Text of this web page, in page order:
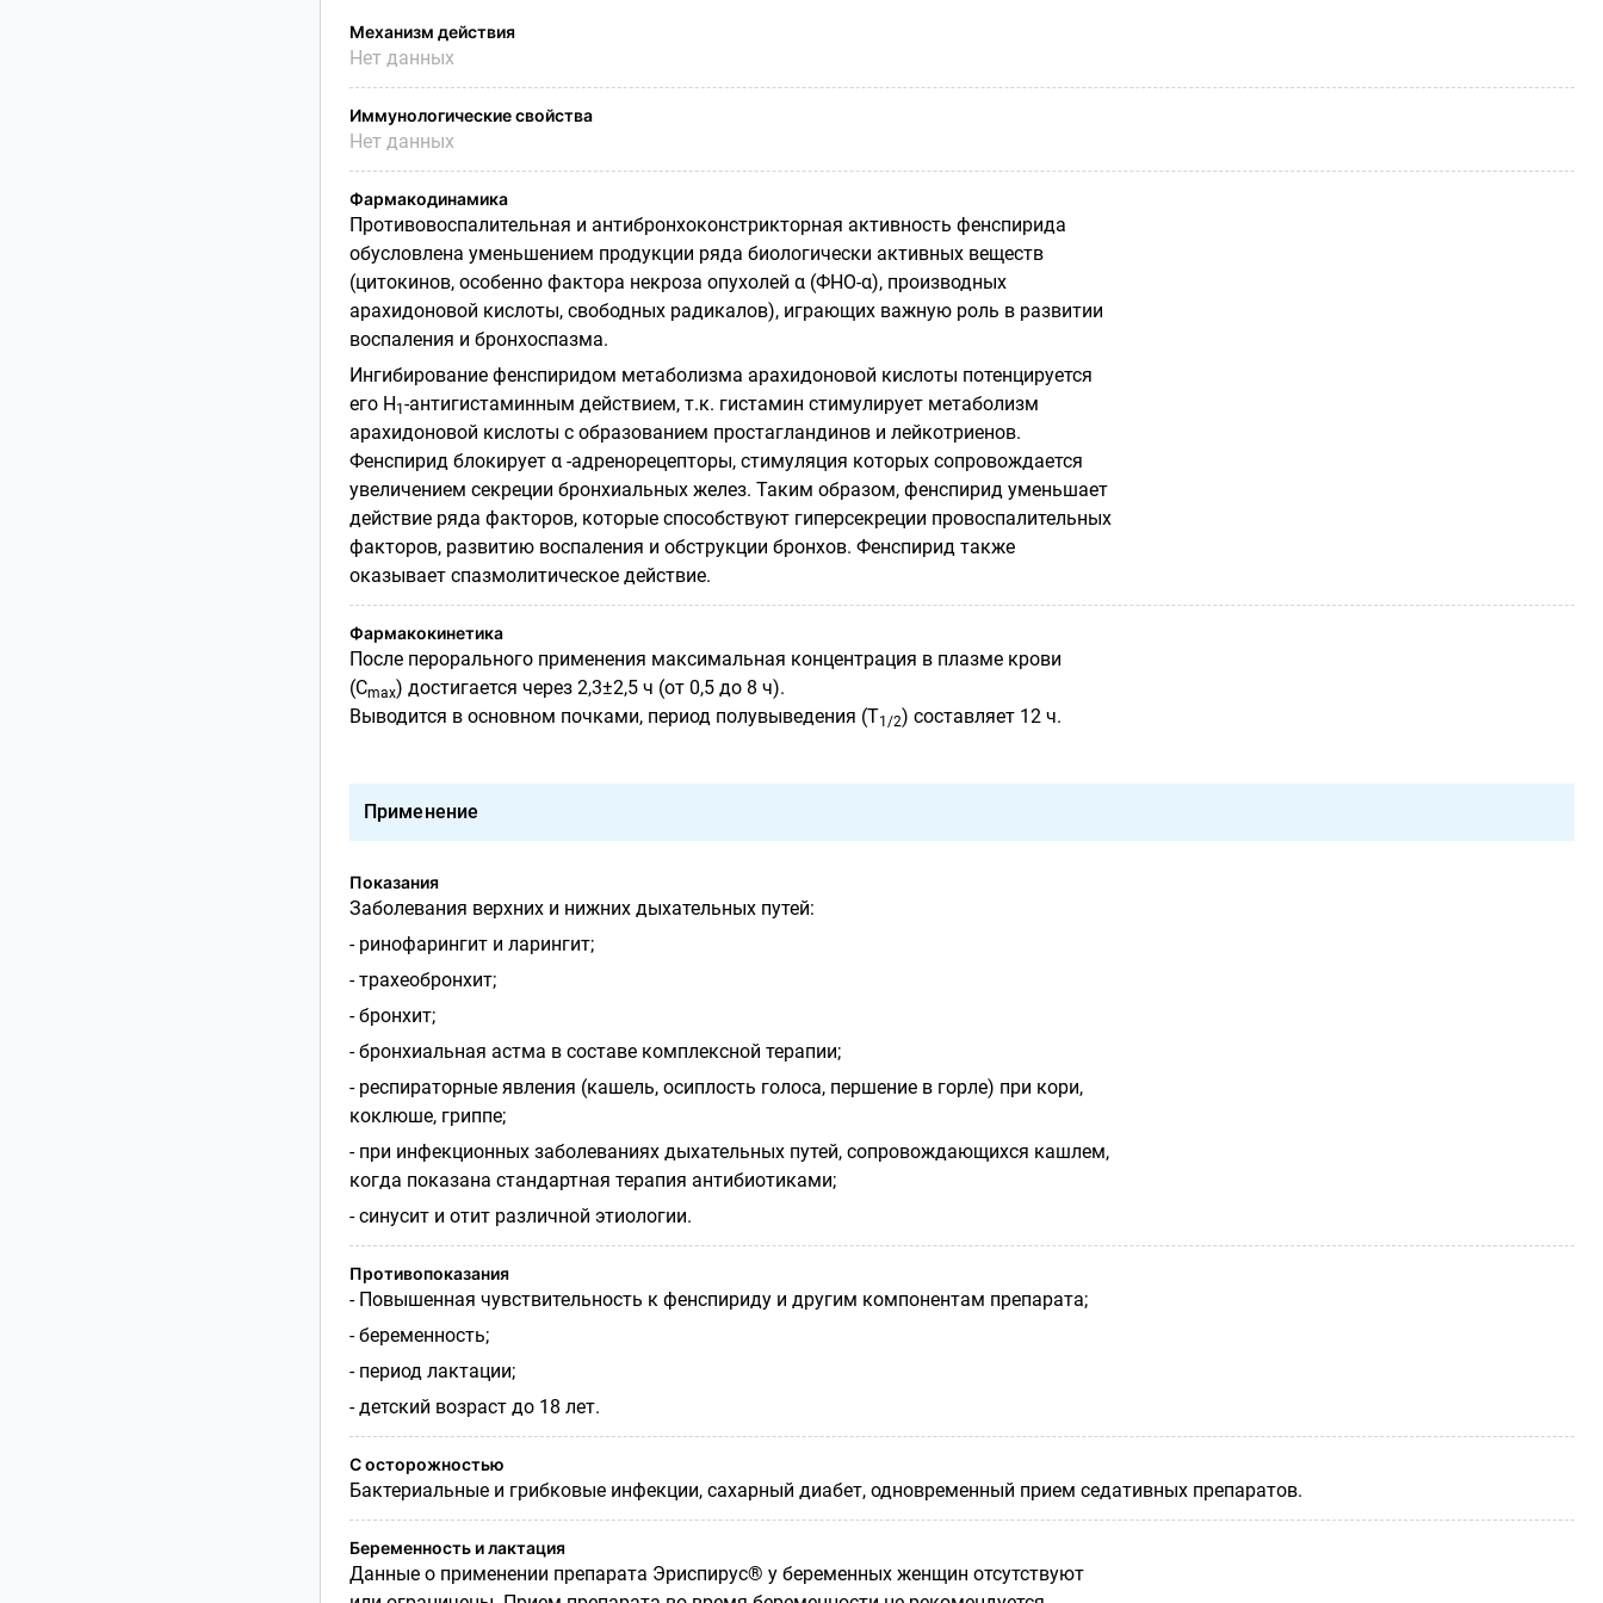
Механизм действия
Нет данных
Иммунологические свойства
Нет данных
Фармакодинамика
Противовоспалительная и антибронхоконстрикторная активность фенспирида
обусловлена уменьшением продукции ряда биологически активных веществ
(цитокинов, особенно фактора некроза опухолей α (ФНО-α), производных
арахидоновой кислоты, свободных радикалов), играющих важную роль в развитии
воспаления и бронхоспазма.
Ингибирование фенспиридом метаболизма арахидоновой кислоты потенцируется
его Н1-антигистаминным действием, т.к. гистамин стимулирует метаболизм
арахидоновой кислоты с образованием простагландинов и лейкотриенов.
Фенспирид блокирует α -адренорецепторы, стимуляция которых сопровождается
увеличением секреции бронхиальных желез. Таким образом, фенспирид уменьшает
действие ряда факторов, которые способствуют гиперсекреции провоспалительных
факторов, развитию воспаления и обструкции бронхов. Фенспирид также
оказывает спазмолитическое действие.
Фармакокинетика
После перорального применения максимальная концентрация в плазме крови
(Сmax) достигается через 2,3±2,5 ч (от 0,5 до 8 ч).
Выводится в основном почками, период полувыведения (Т1/2) составляет 12 ч.
Применение
Показания
Заболевания верхних и нижних дыхательных путей:
- ринофарингит и ларингит;
- трахеобронхит;
- бронхит;
- бронхиальная астма в составе комплексной терапии;
- респираторные явления (кашель, осиплость голоса, першение в горле) при кори,
коклюше, гриппе;
- при инфекционных заболеваниях дыхательных путей, сопровождающихся кашлем,
когда показана стандартная терапия антибиотиками;
- синусит и отит различной этиологии.
Противопоказания
- Повышенная чувствительность к фенспириду и другим компонентам препарата;
- беременность;
- период лактации;
- детский возраст до 18 лет.
С осторожностью
Бактериальные и грибковые инфекции, сахарный диабет, одновременный прием седативных препаратов.
Беременность и лактация
Данные о применении препарата Эриспирус® у беременных женщин отсутствуют